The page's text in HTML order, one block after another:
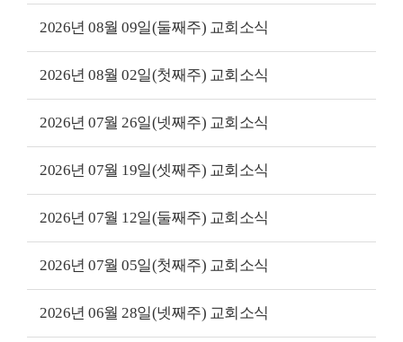
2026년 08월 09일(둘째주) 교회소식
2026년 08월 02일(첫째주) 교회소식
2026년 07월 26일(넷째주) 교회소식
2026년 07월 19일(셋째주) 교회소식
2026년 07월 12일(둘째주) 교회소식
2026년 07월 05일(첫째주) 교회소식
2026년 06월 28일(넷째주) 교회소식